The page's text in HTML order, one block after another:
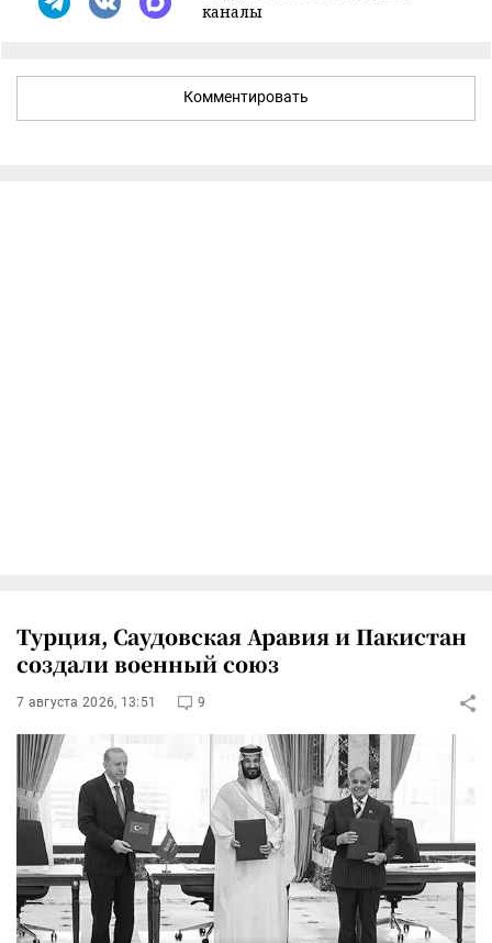
каналы
Комментировать
Турция, Саудовская Аравия и Пакистан
создали военный союз
7 августа 2026, 13:51 9